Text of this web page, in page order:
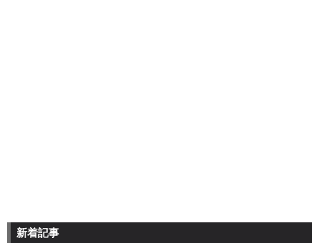
新着記事